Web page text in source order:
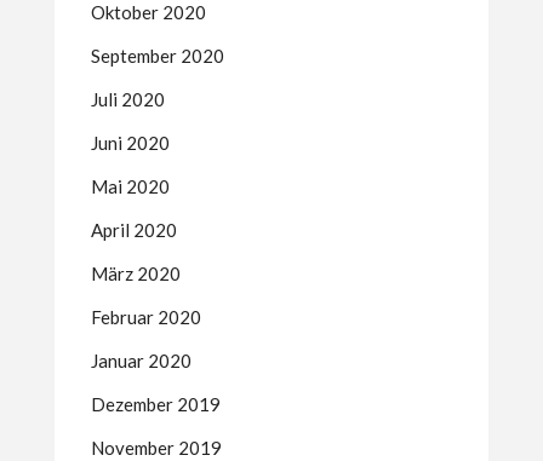
Oktober 2020
September 2020
Juli 2020
Juni 2020
Mai 2020
April 2020
März 2020
Februar 2020
Januar 2020
Dezember 2019
November 2019